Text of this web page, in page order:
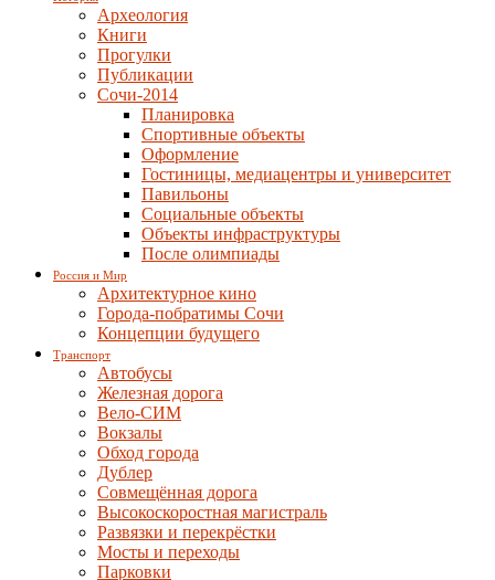
Археология
Книги
Прогулки
Публикации
Сочи-2014
Планировка
Спортивные объекты
Оформление
Гостиницы, медиацентры и университет
Павильоны
Социальные объекты
Объекты инфраструктуры
После олимпиады
Россия и Мир
Архитектурное кино
Города-побратимы Сочи
Концепции будущего
Транспорт
Автобусы
Железная дорога
Вело-СИМ
Вокзалы
Обход города
Дублер
Совмещённая дорога
Высокоскоростная магистраль
Развязки и перекрёстки
Мосты и переходы
Парковки